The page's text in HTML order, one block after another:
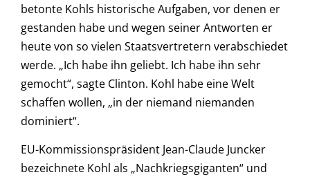
betonte Kohls historische Aufgaben, vor denen er
gestanden habe und wegen seiner Antworten er
heute von so vielen Staatsvertretern verabschiedet
werde. „Ich habe ihn geliebt. Ich habe ihn sehr
gemocht“, sagte Clinton. Kohl habe eine Welt
schaffen wollen, „in der niemand niemanden
dominiert“.
EU-Kommissionspräsident Jean-Claude Juncker
bezeichnete Kohl als „Nachkriegsgiganten“ und